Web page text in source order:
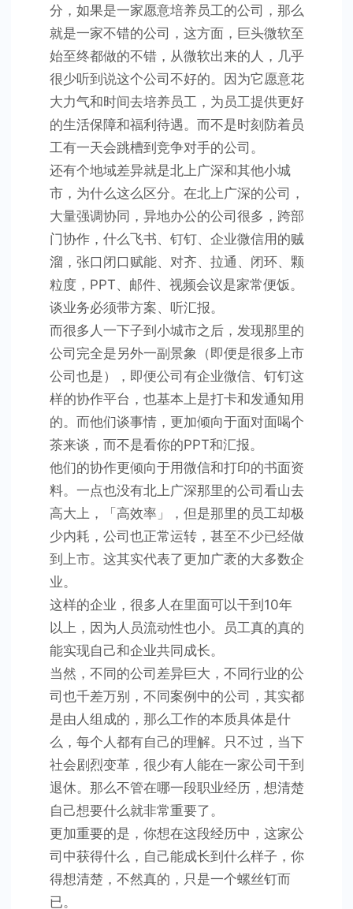
分，如果是一家愿意培养员工的公司，那么
就是一家不错的公司，这方面，巨头微软至
始至终都做的不错，从微软出来的人，几乎
很少听到说这个公司不好的。因为它愿意花
大力气和时间去培养员工，为员工提供更好
的生活保障和福利待遇。而不是时刻防着员
工有一天会跳槽到竞争对手的公司。
还有个地域差异就是北上广深和其他小城
市，为什么这么区分。在北上广深的公司，
大量强调协同，异地办公的公司很多，跨部
门协作，什么飞书、钉钉、企业微信用的贼
溜，张口闭口赋能、对齐、拉通、闭环、颗
粒度，PPT、邮件、视频会议是家常便饭。
谈业务必须带方案、听汇报。
而很多人一下子到小城市之后，发现那里的
公司完全是另外一副景象（即便是很多上市
公司也是），即便公司有企业微信、钉钉这
样的协作平台，也基本上是打卡和发通知用
的。而他们谈事情，更加倾向于面对面喝个
茶来谈，而不是看你的PPT和汇报。
他们的协作更倾向于用微信和打印的书面资
料。一点也没有北上广深那里的公司看山去
高大上，「高效率」，但是那里的员工却极
少内耗，公司也正常运转，甚至不少已经做
到上市。这其实代表了更加广袤的大多数企
业。
这样的企业，很多人在里面可以干到10年
以上，因为人员流动性也小。员工真的真的
能实现自己和企业共同成长。
当然，不同的公司差异巨大，不同行业的公
司也千差万别，不同案例中的公司，其实都
是由人组成的，那么工作的本质具体是什
么，每个人都有自己的理解。只不过，当下
社会剧烈变革，很少有人能在一家公司干到
退休。那么不管在哪一段职业经历，想清楚
自己想要什么就非常重要了。
更加重要的是，你想在这段经历中，这家公
司中获得什么，自己能成长到什么样子，你
得想清楚，不然真的，只是一个螺丝钉而
已。